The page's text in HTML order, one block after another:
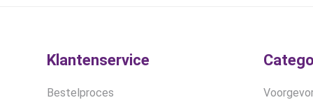
Klantenservice
Bestelproces